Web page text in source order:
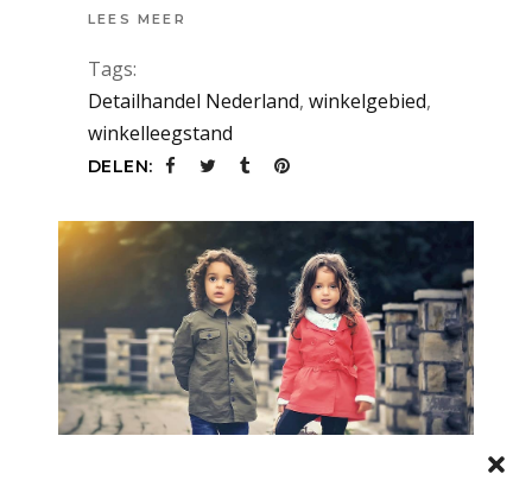
LEES MEER
Tags:
Detailhandel Nederland, winkelgebied,
winkelleegstand
DELEN: